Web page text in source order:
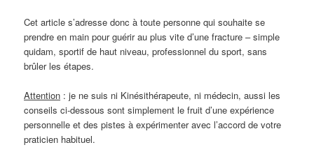
Cet article s’adresse donc à toute personne qui souhaite se
prendre en main pour guérir au plus vite d’une fracture – simple
quidam, sportif de haut niveau, professionnel du sport, sans
brûler les étapes.
Attention : je ne suis ni Kinésithérapeute, ni médecin, aussi les
conseils ci-dessous sont simplement le fruit d’une expérience
personnelle et des pistes à expérimenter avec l’accord de votre
praticien habituel.